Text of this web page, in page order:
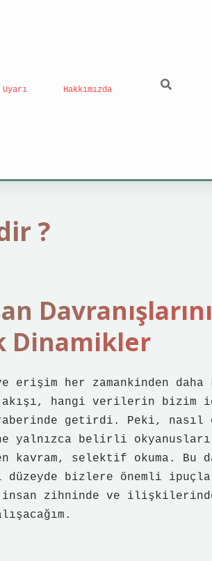
Hakkımızda
?
Dinamikler
erişim her zamankinden
akışı, hangi verilerin bizim
getirdi. Peki, nasıl
yalnızca belirli okyanusları
selektif okuma. Bu
düzeyde bizlere önemli
insan zihninde ve